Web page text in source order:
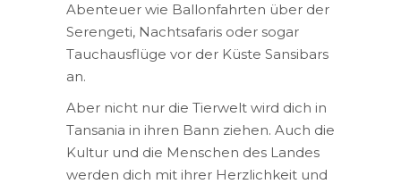
Abenteuer wie Ballonfahrten über der
Serengeti, Nachtsafaris oder sogar
Tauchausflüge vor der Küste Sansibars
an.
Aber nicht nur die Tierwelt wird dich in
Tansania in ihren Bann ziehen. Auch die
Kultur und die Menschen des Landes
werden dich mit ihrer Herzlichkeit und